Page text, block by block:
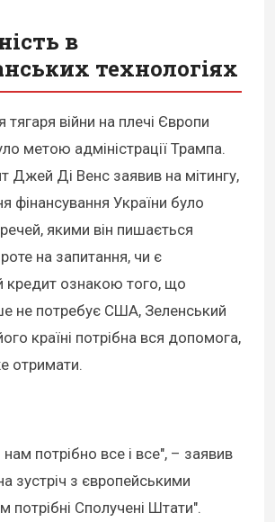
в
технологіях
війни на плечі Європи
метою адміністрації Трампа.
Джей Ді Венс заявив на мітингу,
фінансування України було
якими він пишається
на запитання, чи є
кредит ознакою того, що
не потребує США, Зеленський
країні потрібна вся допомога,
отримати.
нам потрібно все і все", – заявив
зустріч з європейськими
потрібні Сполучені Штати".